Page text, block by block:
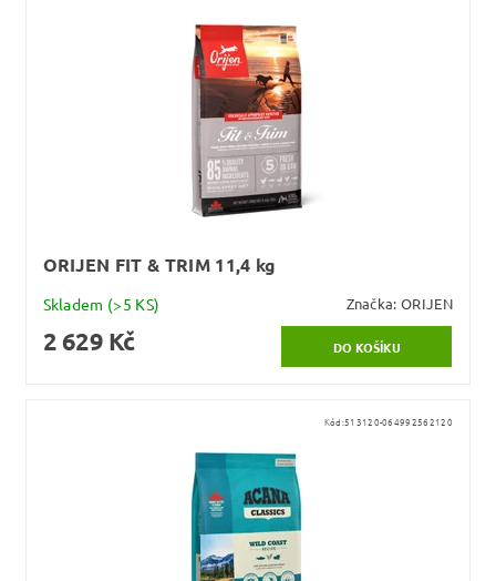
ORIJEN FIT & TRIM 11,4 kg
Skladem (>5 KS) Značka:ORIJEN
2 629 Kč
Kód:513120-064992562120